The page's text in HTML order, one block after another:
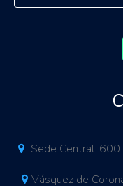
Sede Central.
Vásquez de